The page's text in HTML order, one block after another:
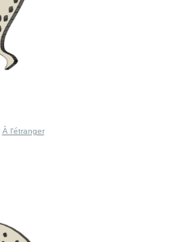
À l'étranger